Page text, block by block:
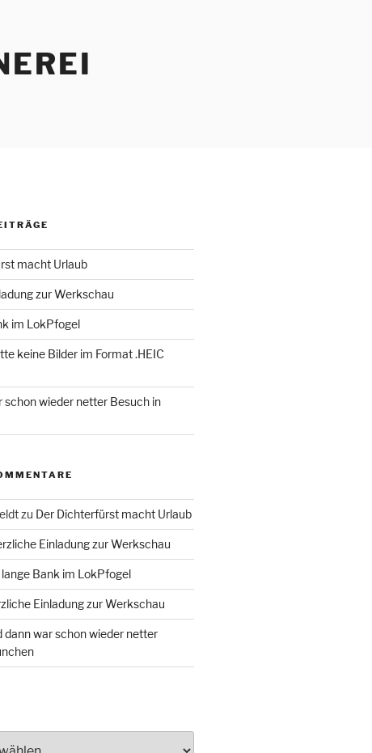
macht Urlaub
zur Werkschau
im LokPfogel
keine Bilder im Format .HEIC
schon wieder netter Besuch in
zu Der Dichterfürst macht Urlaub
Einladung zur Werkschau
lange Bank im LokPfogel
Einladung zur Werkschau
dann war schon wieder netter